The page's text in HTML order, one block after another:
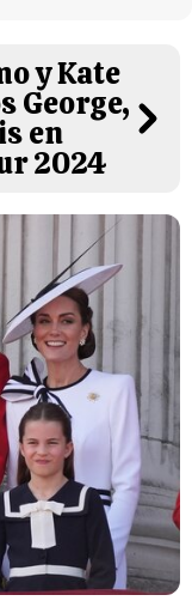
y Kate
George,
en
2024